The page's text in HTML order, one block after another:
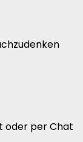
oder per Chat